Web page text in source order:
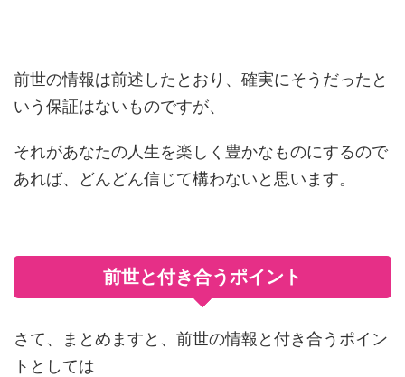
前世の情報は前述したとおり、確実にそうだったと
いう保証はないものですが、
それがあなたの人生を楽しく豊かなものにするので
あれば、どんどん信じて構わないと思います。
前世と付き合うポイント
さて、まとめますと、前世の情報と付き合うポイン
トとしては